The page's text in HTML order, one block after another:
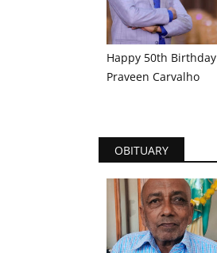
Happy 50th Birthday
Praveen Carvalho
OBITUARY